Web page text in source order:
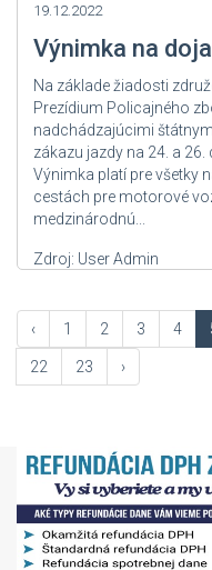
19.12.2022
Výnimka na
Na základe žiadosti
Prezídium Policajného
nadchádzajúcimi
zákazu jazdy na 24. a
Výnimka platí pre všetky
cestách pre motorové
medzinárodnú...
Zdroj: User Admin
‹ 1 2 3 4
22 23 ›